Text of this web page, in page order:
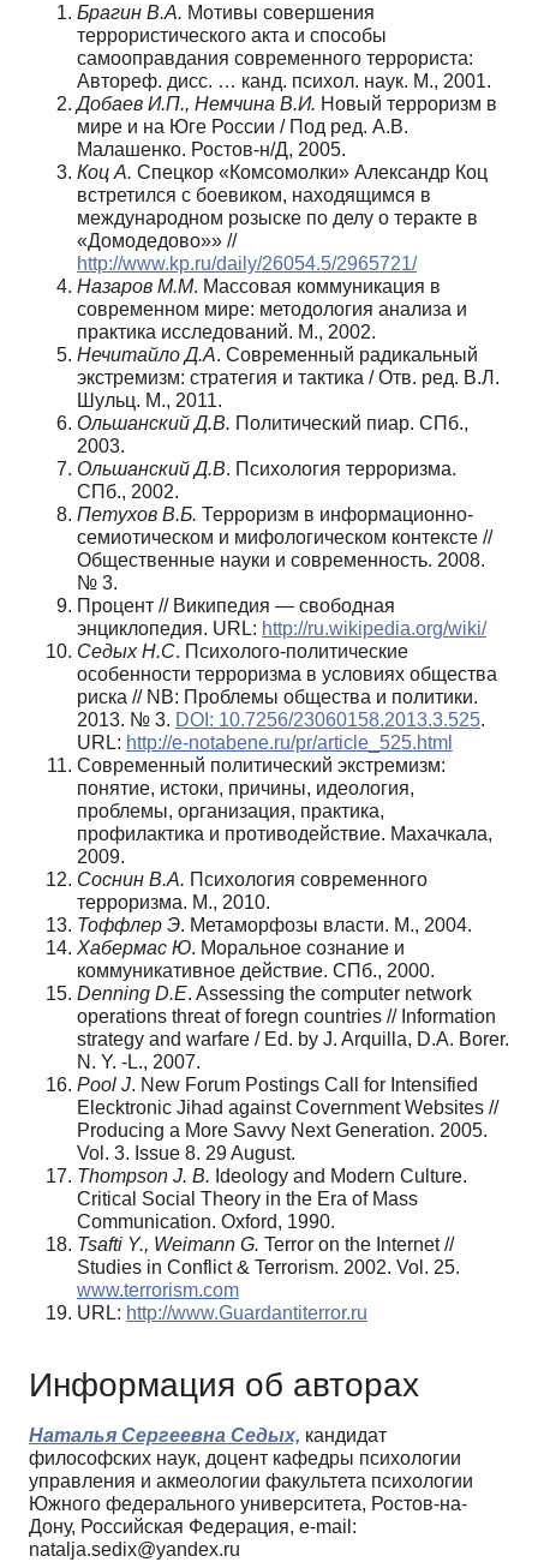
Брагин В.А. Мотивы совершения
террористического акта и способы
самооправдания современного террориста:
Автореф. дисс. … канд. психол. наук. М., 2001.
Добаев И.П., Немчина В.И. Новый терроризм в
мире и на Юге России / Под ред. А.В.
Малашенко. Ростов-н/Д, 2005.
Коц А. Спецкор «Комсомолки» Александр Коц
встретился с боевиком, находящимся в
международном розыске по делу о теракте в
«Домодедово»» //
http://www.kp.ru/daily/26054.5/2965721/
Назаров М.М. Массовая коммуникация в
современном мире: методология анализа и
практика исследований. М., 2002.
Нечитайло Д.А. Современный радикальный
экстремизм: стратегия и тактика / Отв. ред. В.Л.
Шульц. М., 2011.
Ольшанский Д.В. Политический пиар. СПб.,
2003.
Ольшанский Д.В. Психология терроризма.
СПб., 2002.
Петухов В.Б. Терроризм в информационно-
семиотическом и мифологическом контексте //
Общественные науки и современность. 2008.
№ 3.
Процент // Википедия — свободная
энциклопедия. URL: http://ru.wikipedia.org/wiki/
Седых Н.С. Психолого-политические
особенности терроризма в условиях общества
риска // NB: Проблемы общества и политики.
2013. № 3. DOI: 10.7256/23060158.2013.3.525.
URL: http://e-notabene.ru/pr/article_525.html
Современный политический экстремизм:
понятие, истоки, причины, идеология,
проблемы, организация, практика,
профилактика и противодействие. Махачкала,
2009.
Соснин В.А. Психология современного
терроризма. М., 2010.
Тоффлер Э. Метаморфозы власти. М., 2004.
Хабермас Ю. Моральное сознание и
коммуникативное действие. СПб., 2000.
Denning D.E. Assessing the computer network
operations threat of foregn countries // Information
strategy and warfare / Ed. by J. Arquilla, D.A. Borer.
N. Y. -L., 2007.
Pool J. New Forum Postings Call for Intensified
Elecktronic Jihad against Covernment Websites //
Producing a More Savvy Next Generation. 2005.
Vol. 3. Issue 8. 29 August.
Thompson J. В. Ideology and Modern Culture.
Critical Social Theory in the Era of Mass
Communication. Oxford, 1990.
Tsafti Y., Weimann G. Terror on the Internet //
Studies in Conflict & Terrorism. 2002. Vol. 25.
www.terrorism.com
URL: http://www.Guardantiterror.ru
Информация об авторах
Наталья Сергеевна Седых, кандидат
философских наук, доцент кафедры психологии
управления и акмеологии факультета психологии
Южного федерального университета, Ростов-на-
Дону, Российская Федерация, e-mail:
natalja.sedix@yandex.ru